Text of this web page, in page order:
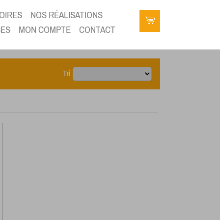
NOS RÉALISATIONS
MON COMPTE CONTACT
Tri